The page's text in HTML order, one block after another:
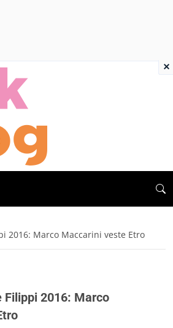
2016: Marco Maccarini veste Etro
Filippi 2016: Marco
×